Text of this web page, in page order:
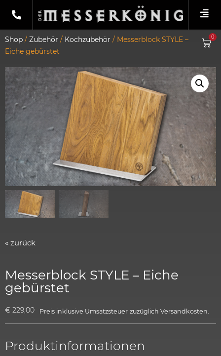
0
Shop / Zubehör / Kochzubehör / Messerblock STYLE –
Eiche gebürstet
« zurück
Messerblock STYLE – Eiche
gebürstet
€ 229,00 Preis inklusive Umsatzsteuer zuzüglich Versandkosten.
Produktinformationen